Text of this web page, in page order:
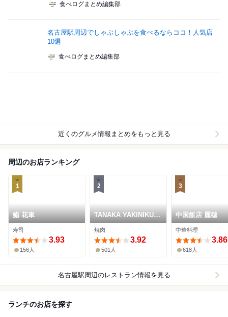
食べログまとめ編集部
名古屋駅周辺でしゃぶしゃぶを食べるならココ！人気店
10選
食べログまとめ編集部
近くのグルメ情報まとめをもっと見る
周辺のお店ランキング
1
鮨 花車
寿司
3.93
156人
2
TANAKA YAKINIKU
RESTAURANTE
焼肉
3.92
501人
3
中国飯店 麗穂
中華料理
3.86
618人
名古屋駅周辺のレストラン情報を見る
ランチのお店を探す